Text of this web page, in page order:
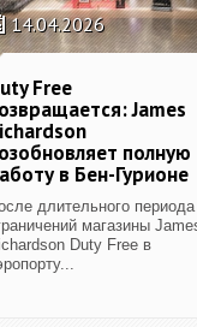
14.04.2026
Free
James
полную
в Бен-Гурионе
длительного периода
магазины
Duty Free в